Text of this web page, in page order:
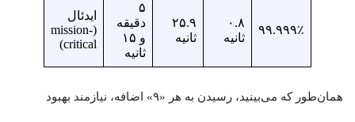
۹۹.۹۹۹٪
۰.۸
ثانیه
۲۵.۹
ثانیه
۵
دقیقه
و ۱۵
ثانیه
ایدئال
(mission-
critical)
همان‌طور که می‌بینید، رسیدن به هر «۹» اضافه، نیازمند بهبود